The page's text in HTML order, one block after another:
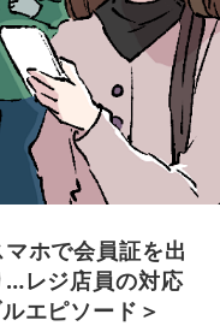
ホで会員証を出
…レジ店員の対応
エピソード＞